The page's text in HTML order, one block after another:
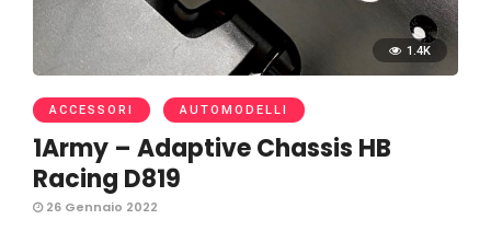
1.4K
ACCESSORI AUTOMODELLI
1Army – Adaptive Chassis HB
Racing D819
26 Gennaio 2022